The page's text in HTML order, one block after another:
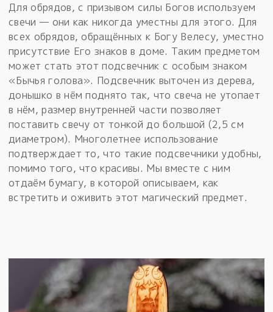
Для обрядов, с призывом силы Богов используем
свечи — они как никогда уместны для этого. Для
всех обрядов, обращённых к Богу Велесу, уместно
присутствие Его знаков в доме. Таким предметом
может стать этот подсвечник с особым знаком
«Бычья голова». Подсвечник выточен из дерева,
донышко в нём поднято так, что свеча не утопает
в нём, размер внутренней части позволяет
поставить свечу от тонкой до большой (2,5 см
диаметром). Многолетнее использование
подтверждает то, что такие подсвечники удобны,
помимо того, что красивы. Мы вместе с ним
отдаём бумагу, в которой описываем, как
встретить и оживить этот магический предмет.